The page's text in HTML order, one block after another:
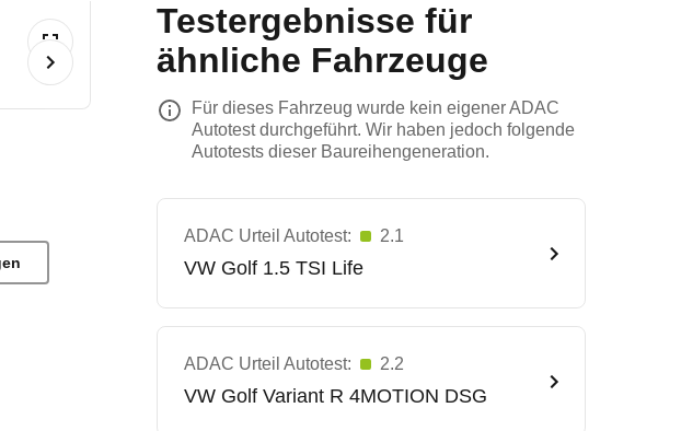
Testergebnisse für
ähnliche Fahrzeuge
Für dieses Fahrzeug wurde kein eigener ADAC
Autotest durchgeführt. Wir haben jedoch folgende
Autotests dieser Baureihengeneration.
ADAC Urteil Autotest: 2.1
VW Golf 1.5 TSI Life
ADAC Urteil Autotest: 2.2
VW Golf Variant R 4MOTION DSG